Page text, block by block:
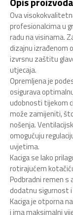
Ova
profesionalcima u
radu na visinama.
dizajnu izrađenom
izvrsnu zaštitu
utjecaja.
Opremljena je
osigurava
udobnosti tijekom
može zamijeniti,
nošenja.
omogućuju
uvjetima.
Kaciga se lako
rotirajućem
Podbradni remen
dodatnu sigurnost
Kaciga je otporna
i ima maksimalni